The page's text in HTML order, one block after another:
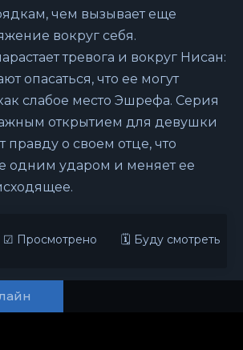
чем вызывает еще
вокруг себя.
тревога и вокруг Нисан:
опасаться, что ее могут
слабое место Эшрефа. Серия
открытием для девушки
правду о своем отце, что
одним ударом и меняет ее
☑ Просмотрено 🗓 Буду смотреть